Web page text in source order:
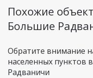
Похожие
Большие
Обратите внимание
населенных пунктов
Радваничи